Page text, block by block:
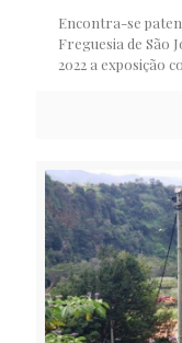
Encontra-se
Freguesia de São
2022 a exposição